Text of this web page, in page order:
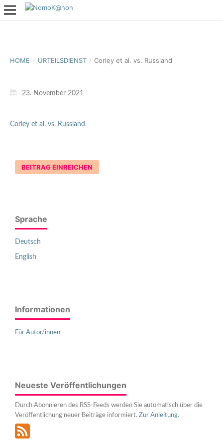
HOME / URTEILSDIENST / Corley et al. vs. Russland
23. November 2021
Corley et al. vs. Russland
BEITRAG EINREICHEN
Sprache
Deutsch
English
Informationen
Für Autor/innen
Neueste Veröffentlichungen
Durch Abonnieren des RSS-Feeds werden Sie automatisch über die
Veröffentlichung neuer Beiträge informiert. Zur Anleitung.